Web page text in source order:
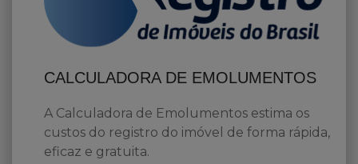
CALCULADORA DE EMOLUMENTOS
A Calculadora de Emolumentos estima os
custos do registro do imóvel de forma rápida,
eficaz e gratuita.